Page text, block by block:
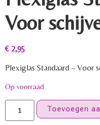
Voor
€ 2,95
Plexiglas Standaard – Voor
Op voorraad
Toevoegen